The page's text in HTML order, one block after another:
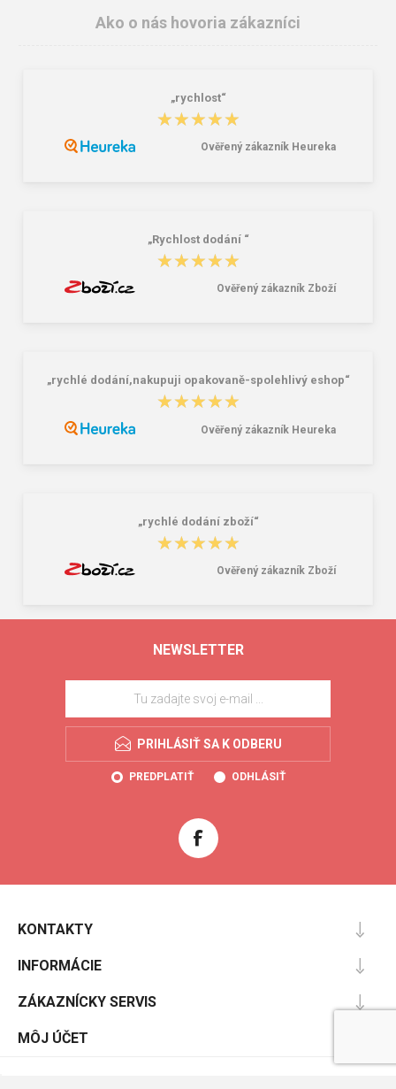
Ako o nás hovoria zákazníci
„rychlost“
★★★★★
★★★★★
Ověřený zákazník Heureka
„Rychlost dodání “
★★★★★
★★★★★
Ověřený zákazník Zboží
„rychlé dodání,nakupuji opakovaně-spolehlivý eshop“
★★★★★
★★★★★
Ověřený zákazník Heureka
„rychlé dodání zboží“
★★★★★
★★★★★
Ověřený zákazník Zboží
NEWSLETTER
PRIHLÁSIŤ SA K ODBERU
PREDPLATIŤ ODHLÁSIŤ
KONTAKTY
INFORMÁCIE
ZÁKAZNÍCKY SERVIS
MÔJ ÚČET